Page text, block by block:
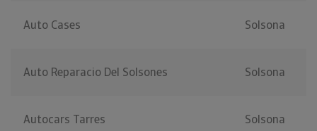
Auto Cases Solsona
Auto Reparacio Del Solsones Solsona
Autocars Tarres Solsona